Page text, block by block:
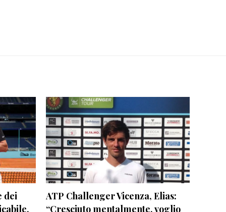
dei
ATP Challenger Vicenza, Elias:
“Cresciuto mentalmente, voglio